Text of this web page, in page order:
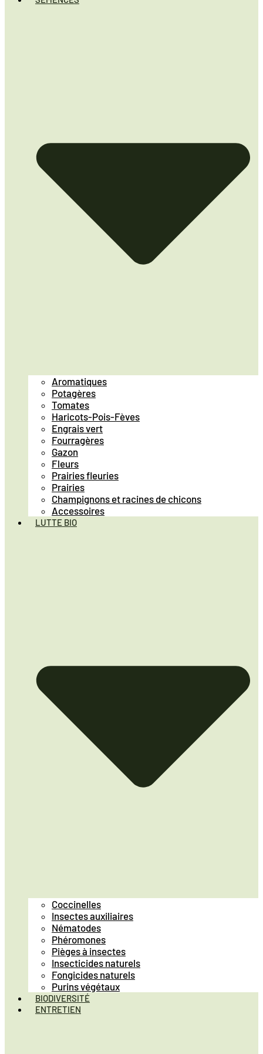
Aromatiques
Potagères
Tomates
Haricots-Pois-Fèves
Engrais vert
Fourragères
Gazon
Fleurs
Prairies fleuries
Prairies
Champignons et racines de chicons
Accessoires
LUTTE BIO
Coccinelles
Insectes auxiliaires
Nématodes
Phéromones
Pièges à insectes
Insecticides naturels
Fongicides naturels
Purins végétaux
BIODIVERSITÉ
ENTRETIEN